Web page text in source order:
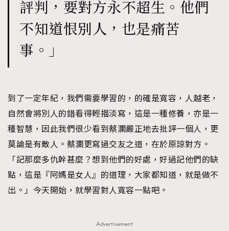
評判，要對方永不超生。他們
不知道恨別人，也是痛苦
事。」
到了一定年紀，我們需要學習的，的確是寬容，人越老，
自然會將別人的錯看得輕描淡寫，這是一種修養，亦是一
種智慧，因此我們很少看到蔡瀾嚴正地去批評一個人，更
莫論是有敵人。蔡瀾更寫過交友之道，在於原諒對方。
「記那麼多仇幹甚麼？想到他們的好處，好過記他們的缺
點，這是『阿媽是女人』的道理，大家都知道，就是做不
出。」今天開始，就學習對人寬容一點吧。
Advertisement